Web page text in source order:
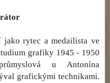
rytec a medailista ve
grafiky 1945 - 1950
u Antonína
grafickými technikami.